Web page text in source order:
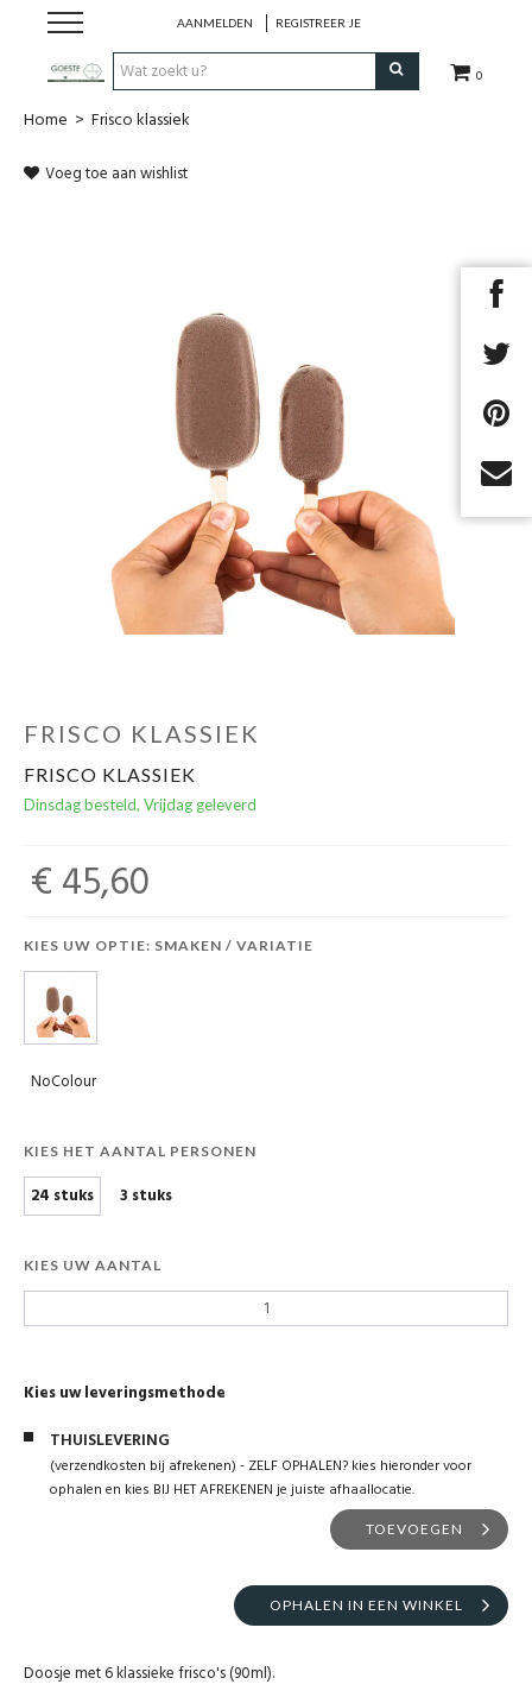
0
AANMELDEN REGISTREER JE
HOME
Home > Frisco klassiek
Voeg toe aan wishlist
FRISCO KLASSIEK
FRISCO KLASSIEK
Dinsdag besteld, Vrijdag geleverd
€ 45,60
KIES UW OPTIE: SMAKEN / VARIATIE
NoColour
KIES HET AANTAL PERSONEN
24 stuks 3 stuks
KIES UW AANTAL
Kies uw leveringsmethode
THUISLEVERING
(verzendkosten bij afrekenen) - ZELF OPHALEN? kies hieronder voor
ophalen en kies BIJ HET AFREKENEN je juiste afhaallocatie.
TOEVOEGEN
OPHALEN IN EEN WINKEL
Doosje met 6 klassieke frisco's (90ml).